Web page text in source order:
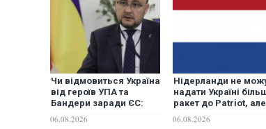
Чи відмовиться Україна
від героїв УПА та
Бандери заради ЄС:
відповів на
06.08.2026
Нідерланди не
надати Україні
ракет до Patriot, але
варіантів допомоги,
06.08.2026